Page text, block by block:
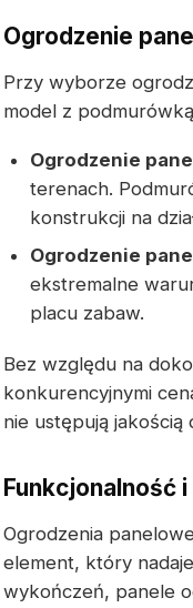
Ogrodzenie
Przy wyborze
model z
Ogrodzenie
terenach.
konstrukcji na
Ogrodzenie
ekstremalne
placu zabaw.
Bez względu na
konkurencyjnymi
nie ustępują jakością
Funkcjonalność
Ogrodzenia
element, który
wykończeń, panele